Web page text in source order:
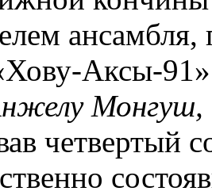
ансамбля,
Аксы-
Монгуш,
четвертый